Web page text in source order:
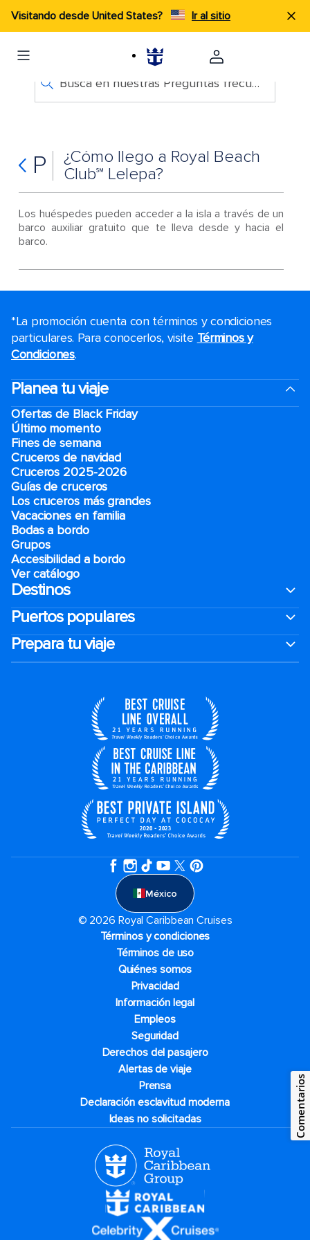
Visitando desde United States? Ir al sitio
Busca en nuestras Preguntas frecuentes
P
¿Cómo llego a Royal Beach
Club℠ Lelepa?
Los huéspedes pueden acceder a la isla a través de un
barco auxiliar gratuito que te lleva desde y hacia el
barco.
*La promoción cuenta con términos y condiciones
particulares. Para conocerlos, visite Términos y
Condiciones.
Planea tu viaje
Ofertas de Black Friday
Último momento
Fines de semana
Cruceros de navidad
Cruceros 2025-2026
Guías de cruceros
Los cruceros más grandes
Vacaciones en familia
Bodas a bordo
Grupos
Accesibilidad a bordo
Ver catálogo
Destinos
Puertos populares
Prepara tu viaje
México
© 2026 Royal Caribbean Cruises
Términos y condiciones
Términos de uso
Quiénes somos
Privacidad
Información legal
Empleos
Seguridad
Derechos del pasajero
Alertas de viaje
Prensa
Declaración esclavitud moderna
Ideas no solicitadas
Comentarios